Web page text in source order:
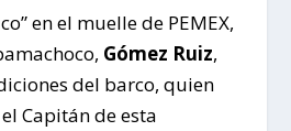
en el muelle de PEMEX,
Gómez Ruiz,
del barco, quien
Capitán de esta